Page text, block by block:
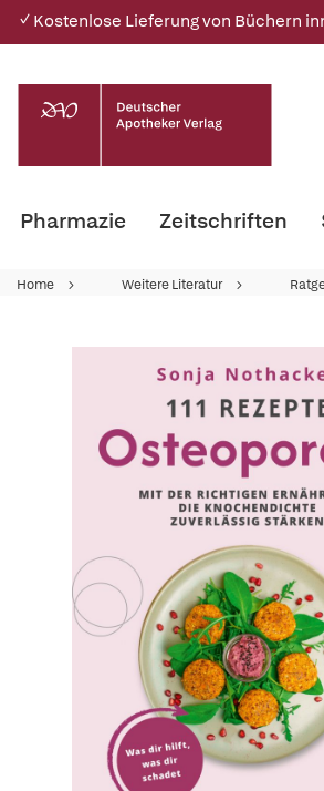
✓ Kostenlose Lieferung von Büchern
Pharmazie Zeitschriften
Home Weitere Literatur